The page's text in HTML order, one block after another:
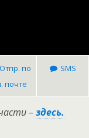
Отпр. по
почте
SMS
– здесь.